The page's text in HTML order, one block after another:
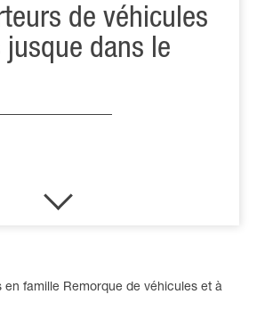
de véhicules
jusque dans le
en famille Remorque de véhicules et à